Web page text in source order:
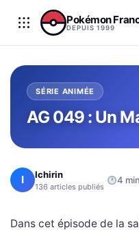
Aller au contenu
Pokémon
DEPUIS 1999
SÉRIE ANIMÉE
AG 049 : Un
I Ichirin
136 articles publiés · 4
Dans cet épisode de la